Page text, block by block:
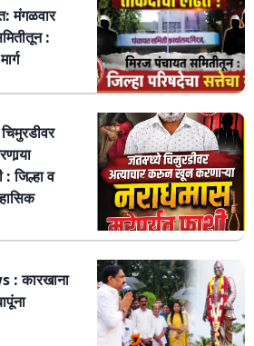
मंगळवार
:
: जिल्हा व
कारखाना